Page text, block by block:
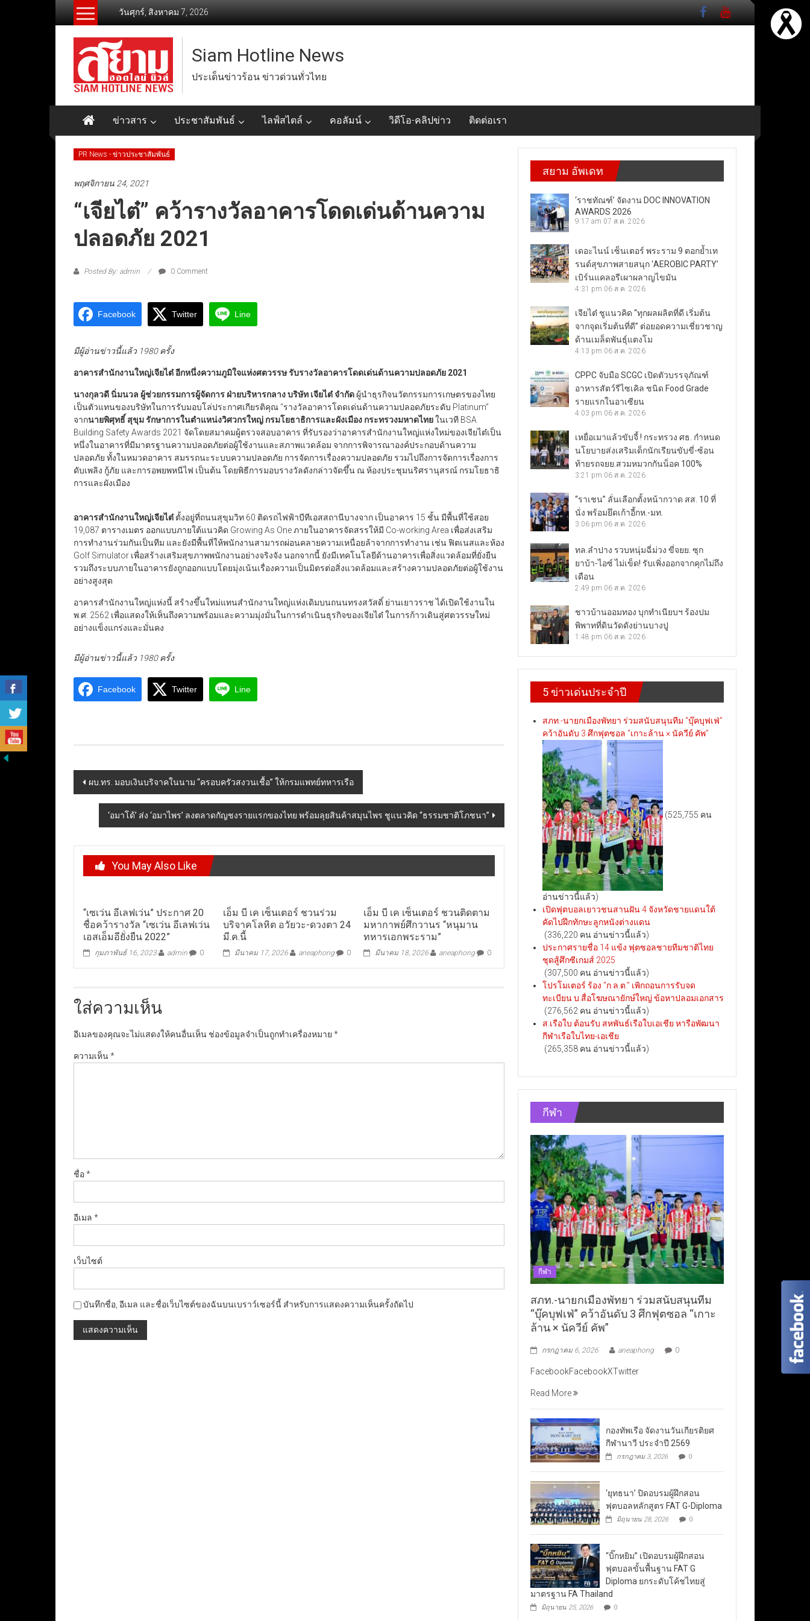
วันศุกร์, สิงหาคม 7, 2026
Siam Hotline News
ประเด็นข่าวร้อน ข่าวด่วนทั่วไทย
ข่าวสาร ประชาสัมพันธ์ ไลฟ์สไตล์ คอลัมน์ วิดีโอ-คลิปข่าว ติดต่อเรา
PR News - ข่าวประชาสัมพันธ์
พฤศจิกายน 24, 2021
“เจียไต๋” คว้ารางวัลอาคารโดดเด่นด้านความ
ปลอดภัย 2021
Posted By: admin 0 Comment
Facebook Twitter Line
มีผู้อ่านข่าวนี้แล้ว 1980 ครั้ง
อาคารสำนักงานใหญ่เจียไต๋ อีกหนึ่งความภูมิใจแห่งศตวรรษ รับรางวัลอาคารโดดเด่นด้านความปลอดภัย 2021
นางกุลวดี นิ่มนวล ผู้ช่วยกรรมการผู้จัดการ ฝ่ายบริหารกลาง บริษัท เจียไต๋ จำกัด ผู้นำธุรกิจนวัตกรรมการเกษตรของไทย
เป็นตัวแทนของบริษัทในการรับมอบโล่ประกาศเกียรติคุณ “รางวัลอาคารโดดเด่นด้านความปลอดภัยระดับ Platinum”
จากนายพิศุทธิ์ สุขุม รักษาการในตำแหน่งวิศวกรใหญ่ กรมโยธาธิการและผังเมือง กระทรวงมหาดไทยในเวที BSA
Building Safety Awards 2021 จัดโดยสมาคมผู้ตรวจสอบอาคาร ที่รับรองว่าอาคารสำนักงานใหญ่แห่งใหม่ของเจียไต๋เป็น
หนึ่งในอาคารที่มีมาตรฐานความปลอดภัยต่อผู้ใช้งานและสภาพแวดล้อม จากการพิจารณาองค์ประกอบด้านความ
ปลอดภัย ทั้งในหมวดอาคาร สมรรถนะระบบความปลอดภัย การจัดการเรื่องความปลอดภัย รวมไปถึงการจัดการเรื่องการ
ดับเพลิง กู้ภัย และการอพยพหนีไฟ เป็นต้น โดยพิธีการมอบรางวัลดังกล่าวจัดขึ้น ณ ห้องประชุมนริศรานุสรณ์ กรมโยธาธิ
การและผังเมือง
อาคารสำนักงานใหญ่เจียไต๋ตั้งอยู่ที่ถนนสุขุมวิท 60 ติดรถไฟฟ้าบีทีเอสสถานีบางจาก เป็นอาคาร 15 ชั้น มีพื้นที่ใช้สอย
19,087 ตารางเมตร ออกแบบภายใต้แนวคิด Growing As One ภายในอาคารจัดสรรให้มี Co-working Area เพื่อส่งเสริม
การทำงานร่วมกันเป็นทีม และยังมีพื้นที่ให้พนักงานสามารถผ่อนคลายความเหนื่อยล้าจากการทำงาน เช่น ฟิตเนสและห้อง
Golf Simulator เพื่อสร้างเสริมสุขภาพพนักงานอย่างจริงจัง นอกจากนี้ ยังมีเทคโนโลยีด้านอาคารเพื่อสิ่งแวดล้อมที่ยั่งยืน
รวมถึงระบบภายในอาคารยังถูกออกแบบโดยมุ่งเน้นเรื่องความเป็นมิตรต่อสิ่งแวดล้อมและสร้างความปลอดภัยต่อผู้ใช้งาน
อย่างสูงสุด
อาคารสำนักงานใหญ่แห่งนี้ สร้างขึ้นใหม่แทนสำนักงานใหญ่แห่งเดิมบนถนนทรงสวัสดิ์ ย่านเยาวราช ได้เปิดใช้งานใน
พ.ศ. 2562 เพื่อแสดงให้เห็นถึงความพร้อมและความมุ่งมั่นในการดำเนินธุรกิจของเจียไต๋ ในการก้าวเดินสู่ศตวรรษใหม่
อย่างแข็งแกร่งและมั่นคง
มีผู้อ่านข่าวนี้แล้ว 1980 ครั้ง
Facebook Twitter Line
Post
navigation
ผบ.ทร. มอบเงินบริจาคในนาม “ครอบครัวสงวนเชื้อ” ให้กรมแพทย์ทหารเรือ
‘อมาโด้’ ส่ง ‘อมาไพร’ ลงตลาดกัญชงรายแรกของไทย พร้อมลุยสินค้าสมุนไพร ชูแนวคิด “ธรรมชาติโภชนา”
You May Also Like
“เซเว่น อีเลฟเว่น” ประกาศ 20
ชื่อคว้ารางวัล “เซเว่น อีเลฟเว่น
เอสเอ็มอียั่งยืน 2022”
กุมภาพันธ์ 16, 2023 admin 0
เอ็ม บี เค เซ็นเตอร์ ชวนร่วม
บริจาคโลหิต อวัยวะ-ดวงตา 24
มี.ค.นี้
มีนาคม 17, 2026 aneaphong 0
เอ็ม บี เค เซ็นเตอร์ ชวนติดตาม
มหากาพย์ศึกวานร “หนุมาน
ทหารเอกพระราม”
มีนาคม 18, 2026 aneaphong 0
ใส่ความเห็น
อีเมลของคุณจะไม่แสดงให้คนอื่นเห็น ช่องข้อมูลจำเป็นถูกทำเครื่องหมาย *
ความเห็น*
ชื่อ*
อีเมล *
เว็บไซต์
บันทึกชื่อ, อีเมล และชื่อเว็บไซต์ของฉันบนเบราว์เซอร์นี้ สำหรับการแสดงความเห็นครั้งถัดไป
สยาม อัพเดท
‘ราชทัณฑ์’ จัดงาน DOC INNOVATION
AWARDS 2026
9:17 am 07 ส.ค. 2026
เดอะไนน์ เซ็นเตอร์ พระราม 9 ตอกย้ำเท
รนด์สุขภาพสายสนุก ‘AEROBIC PARTY’
เบิร์นแคลอรีเผาผลาญไขมัน
4:31 pm 06 ส.ค. 2026
เจียไต๋ ชูแนวคิด “ทุกผลผลิตที่ดี เริ่มต้น
จากจุดเริ่มต้นที่ดี” ต่อยอดความเชี่ยวชาญ
ด้านเมล็ดพันธุ์แตงโม
4:13 pm 06 ส.ค. 2026
CPPC จับมือ SCGC เปิดตัวบรรจุภัณฑ์
อาหารสัตว์รีไซเคิล ชนิด Food Grade
รายแรกในอาเซียน
4:03 pm 06 ส.ค. 2026
เหยื่อเมาแล้วขับจี้ ! กระทรวง ศธ. กำหนด
นโยบายส่งเสริมเด็กนักเรียนขับขี่-ซ้อน
ท้ายรถจยย.สวมหมวกกันน็อค 100%
3:21 pm 06 ส.ค. 2026
“ราเชน” ลั่นเลือกตั้งหน้ากวาด สส. 10 ที่
นั่ง พร้อมยึดเก้าอี้กห.-มท.
3:06 pm 06 ส.ค. 2026
ทล.ลำปาง รวบหนุ่มฉี่ม่วง ขี่จยย. ซุก
ยาบ้า-ไอซ์ ไม่เข็ด! รับเพิ่งออกจากคุกไม่ถึง
เดือน
2:49 pm 06 ส.ค. 2026
ชาวบ้านออมทอง บุกทำเนียบฯ ร้องปม
พิพาทที่ดินวัดดังย่านบางปู
1:48 pm 06 ส.ค. 2026
5 ข่าวเด่นประจำปี
สภท.-นายกเมืองพัทยา ร่วมสนับสนุนทีม “บุ๊คบุฟเฟ่”
คว้าอันดับ 3 ศึกฟุตซอล “เกาะล้าน × นัควีย์ คัพ”
(525,755 คน
อ่านข่าวนี้แล้ว)
เปิดฟุตบอลเยาวชนสานฝัน 4 จังหวัดชายแดนใต้
คัดไปฝึกทักษะลูกหนังต่างแดน
(336,220 คน อ่านข่าวนี้แล้ว)
ประกาศรายชื่อ 14 แข้ง ฟุตซอลชายทีมชาติไทย
ชุดสู้ศึกซีเกมส์ 2025
(307,500 คน อ่านข่าวนี้แล้ว)
โปรโมเตอร์ ร้อง “ก.ล.ต.” เพิกถอนการรับจด
ทะเบียน บ.สื่อโฆษณายักษ์ใหญ่ ข้อหาปลอมเอกสาร
(276,562 คน อ่านข่าวนี้แล้ว)
ส.เรือใบ ต้อนรับ สหพันธ์เรือใบเอเชีย หารือพัฒนา
กีฬาเรือใบไทย-เอเชีย
(265,358 คน อ่านข่าวนี้แล้ว)
กีฬา
กีฬา
สภท.-นายกเมืองพัทยา ร่วมสนับสนุนทีม
“บุ๊คบุฟเฟ่” คว้าอันดับ 3 ศึกฟุตซอล “เกาะ
ล้าน × นัควีย์ คัพ”
กรกฎาคม 6, 2026 aneaphong 0
FacebookFacebookXTwitter
Read More
กองทัพเรือ จัดงานวันเกียรติยศ
กีฬานาวี ประจำปี 2569
กรกฎาคม 3, 2026 0
‘ยุทธนา’ ปิดอบรมผู้ฝึกสอน
ฟุตบอลหลักสูตร FAT G-Diploma
มิถุนายน 28, 2026 0
“บิ๊กหยิม” เปิดอบรมผู้ฝึกสอน
ฟุตบอลขั้นพื้นฐาน FAT G
Diploma ยกระดับโค้ชไทยสู่
มาตรฐาน FA Thailand
มิถุนายน 25, 2026 0